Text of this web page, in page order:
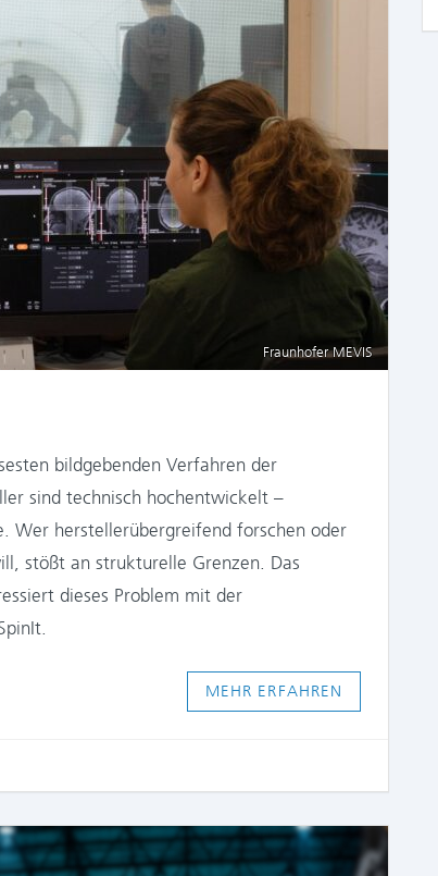
Fraunhofer MEVIS
bildgebenden Verfahren der
sind technisch hochentwickelt –
Wer herstellerübergreifend forschen oder
stößt an strukturelle Grenzen. Das
dieses Problem mit der
MEHR ERFAHREN